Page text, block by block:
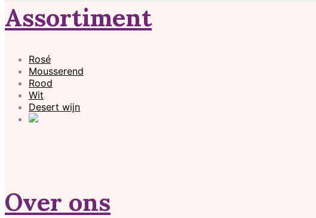
Assortiment
Rosé
Mousserend
Rood
Wit
Desert wijn
Over ons